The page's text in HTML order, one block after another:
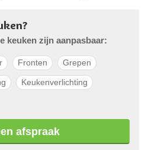
keuken zijn aanpasbaar:
Fronten Grepen
Keukenverlichting
afspraak